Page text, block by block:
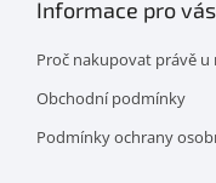
Informace pro vás
Proč nakupovat právě u
Obchodní podmínky
Podmínky ochrany